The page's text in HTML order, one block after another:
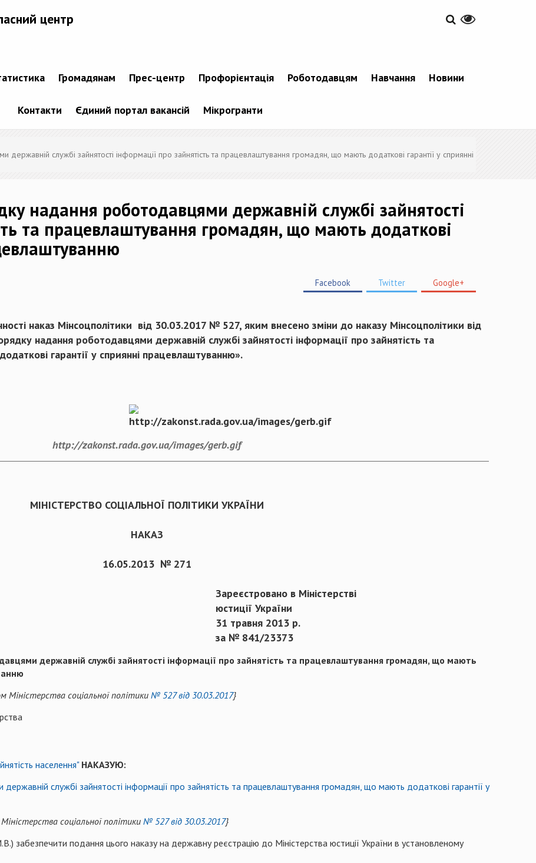
центр
Громадянам Прес-центр Профорієнтація Роботодавцям Навчання Новини
Контакти Єдиний портал вакансій Мікрогранти
службі зайнятості інформації про зайнятість та працевлаштування громадян, що мають додаткові гарантії у сприянні
надання роботодавцями державній службі зайнятості
та працевлаштування громадян, що мають додаткові
Facebook Twitter Google+
наказ Мінсоцполітики від 30.03.2017 № 527, яким внесено зміни до наказу Мінсоцполітики від
надання роботодавцями державній службі зайнятості інформації про зайнятість та
гарантії у сприянні працевлаштуванню».
http://zakonst.rada.gov.ua/images/gerb.gif
МІНІСТЕРСТВО СОЦІАЛЬНОЇ ПОЛІТИКИ УКРАЇНИ
НАКАЗ
16.05.2013 № 271
Зареєстровано в Міністерстві
юстиції України
31 травня 2013 р.
за № 841/23373
державній службі зайнятості інформації про зайнятість та працевлаштування громадян, що мають
Міністерства соціальної політики № 527 від 30.03.2017}
населення" НАКАЗУЮ:
державній службі зайнятості інформації про зайнятість та працевлаштування громадян, що мають додаткові гарантії у
соціальної політики № 527 від 30.03.2017}
забезпечити подання цього наказу на державну реєстрацію до Міністерства юстиції України в установленому